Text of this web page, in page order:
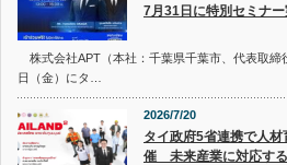
7月31日に特別セミナ
株式会社APT（本社：千葉県千葉市、代表取締
日（金）にタ…
2026/7/20
タイ政府5省連携で人
催 未来産業に対応す